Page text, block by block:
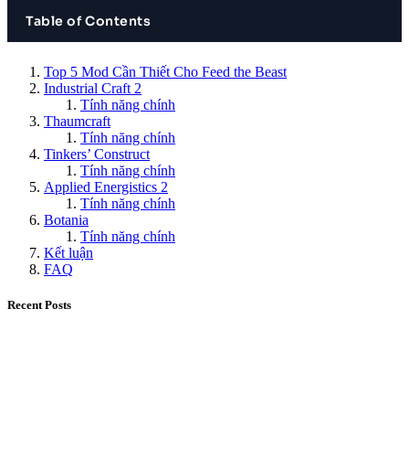
Table of Contents
Top 5 Mod Cần Thiết Cho Feed the Beast
Industrial Craft 2
Tính năng chính
Thaumcraft
Tính năng chính
Tinkers’ Construct
Tính năng chính
Applied Energistics 2
Tính năng chính
Botania
Tính năng chính
Kết luận
FAQ
Recent Posts